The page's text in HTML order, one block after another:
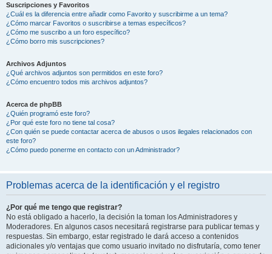
Suscripciones y Favoritos
¿Cuál es la diferencia entre añadir como Favorito y suscribirme a un tema?
¿Cómo marcar Favoritos o suscribirse a temas específicos?
¿Cómo me suscribo a un foro específico?
¿Cómo borro mis suscripciones?
Archivos Adjuntos
¿Qué archivos adjuntos son permitidos en este foro?
¿Cómo encuentro todos mis archivos adjuntos?
Acerca de phpBB
¿Quién programó este foro?
¿Por qué este foro no tiene tal cosa?
¿Con quién se puede contactar acerca de abusos o usos ilegales relacionados con
este foro?
¿Cómo puedo ponerme en contacto con un Administrador?
Problemas acerca de la identificación y el registro
¿Por qué me tengo que registrar?
No está obligado a hacerlo, la decisión la toman los Administradores y
Moderadores. En algunos casos necesitará registrarse para publicar temas y
respuestas. Sin embargo, estar registrado le dará acceso a contenidos
adicionales y/o ventajas que como usuario invitado no disfrutaría, como tener